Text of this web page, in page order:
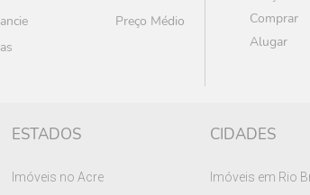
Preço Médio
Comprar
Alugar
ESTADOS
Imóveis no Acre
CIDADES
Imóveis em Rio